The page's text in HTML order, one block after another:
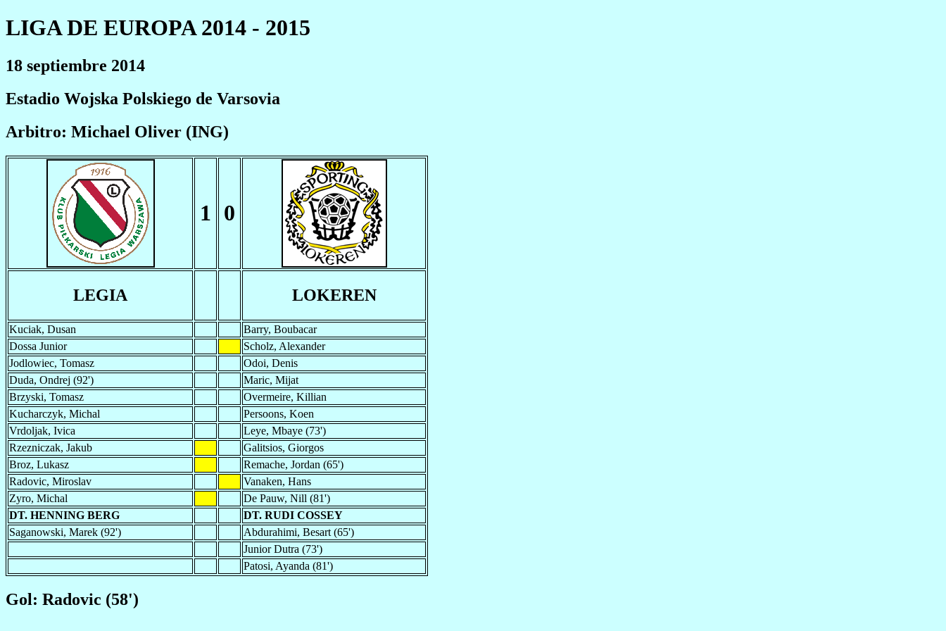
LIGA DE EUROPA 2014 - 2015
18 septiembre 2014
Estadio Wojska Polskiego de Varsovia
Arbitro: Michael Oliver (ING)
1 0
LEGIA LOKEREN
Kuciak, Dusan
Barry, Boubacar
Dossa Junior
Scholz, Alexander
Jodlowiec, Tomasz
Odoi, Denis
Duda, Ondrej (92')
Maric, Mijat
Brzyski, Tomasz
Overmeire, Killian
Kucharczyk, Michal
Persoons, Koen
Vrdoljak, Ivica
Leye, Mbaye (73')
Rzezniczak, Jakub
Galitsios, Giorgos
Broz, Lukasz
Remache, Jordan (65')
Radovic, Miroslav
Vanaken, Hans
Zyro, Michal
De Pauw, Nill (81')
DT. HENNING BERG
DT. RUDI COSSEY
Saganowski, Marek (92')
Abdurahimi, Besart (65')
Junior Dutra (73')
Patosi, Ayanda (81')
Gol: Radovic (58')